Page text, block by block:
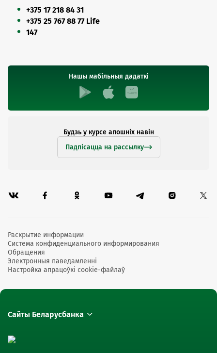
+375 17 218 84 31
+375 25 767 88 77 Life
147
Нашы мабільныя дадаткі
Будзь у курсе апошніх навін
Падпісацца на рассылку
Раскрытие информации
Система конфиденциального информирования
Обращения
Электронныя паведамленні
Настройка апрацоўкі cookie-файлаў
Сайты Беларусбанка